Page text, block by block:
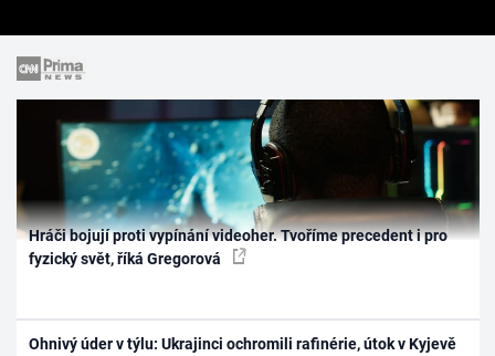
Hráči bojují proti vypínání videoher. Tvoříme precedent i pro
fyzický svět, říká Gregorová
Ohnivý úder v týlu: Ukrajinci ochromili rafinérie, útok v Kyjevě